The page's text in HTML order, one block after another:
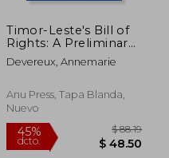
Timor-Leste's Bill of
Rights: A Preliminary
History (en Inglés)
Devereux, Annemarie
Anu Press, Tapa Blanda,
Nuevo